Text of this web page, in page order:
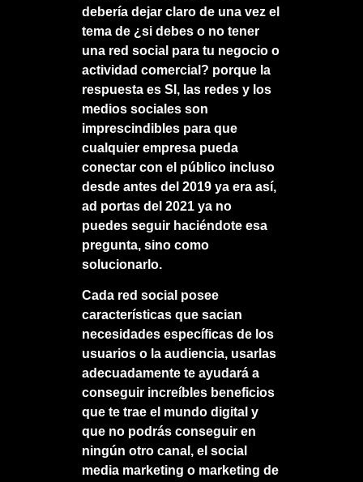
debería dejar claro de una vez el
tema de ¿si debes o no tener
una red social para tu negocio o
actividad comercial? porque la
respuesta es SI, las redes y los
medios sociales son
imprescindibles para que
cualquier empresa pueda
conectar con el público incluso
desde antes del 2019 ya era así,
ad portas del 2021 ya no
puedes seguir haciéndote esa
pregunta, sino como
solucionarlo.
Cada red social posee
características que sacian
necesidades específicas de los
usuarios o la audiencia, usarlas
adecuadamente te ayudará a
conseguir increíbles beneficios
que te trae el mundo digital y
que no podrás conseguir en
ningún otro canal, el social
media marketing o marketing de